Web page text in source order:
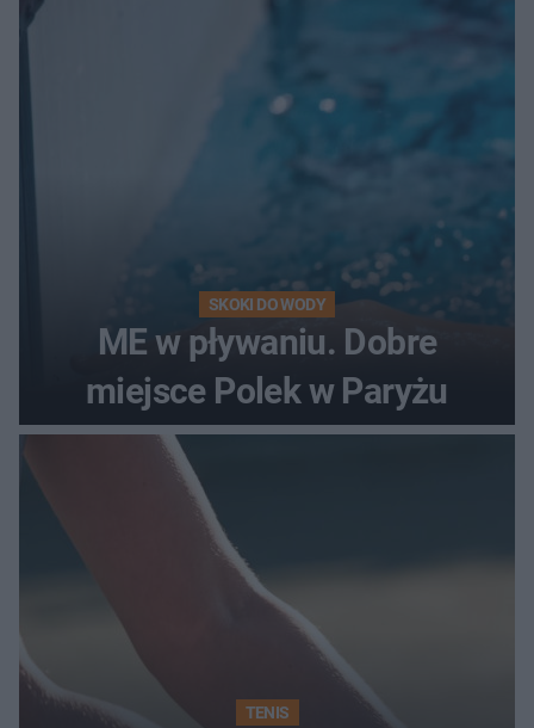
SKOKI DO WODY
ME w pływaniu. Dobre
miejsce Polek w Paryżu
TENIS